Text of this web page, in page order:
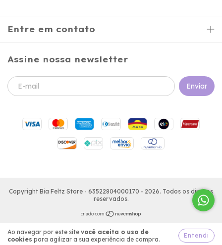
Ao navegar por este site você aceita o uso de
cookies para agilizar a sua experiência de compra.
Entendi
Entre em contato
Assine nossa newsletter
Copyright Bia Feltz Store - 63522804000170 - 2026. Todos os direitos
reservados.